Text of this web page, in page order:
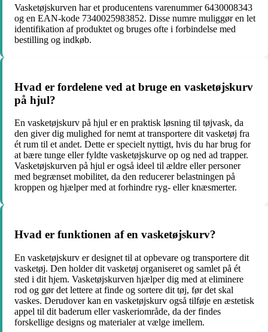
Vasketøjskurven har et producentens varenummer 6430008343
og en EAN-kode 7340025983852. Disse numre muliggør en let
identifikation af produktet og bruges ofte i forbindelse med
bestilling og indkøb.
Hvad er fordelene ved at bruge en vasketøjskurv
på hjul?
En vasketøjskurv på hjul er en praktisk løsning til tøjvask, da
den giver dig mulighed for nemt at transportere dit vasketøj fra
ét rum til et andet. Dette er specielt nyttigt, hvis du har brug for
at bære tunge eller fyldte vasketøjskurve op og ned ad trapper.
Vasketøjskurven på hjul er også ideel til ældre eller personer
med begrænset mobilitet, da den reducerer belastningen på
kroppen og hjælper med at forhindre ryg- eller knæsmerter.
Hvad er funktionen af en vasketøjskurv?
En vasketøjskurv er designet til at opbevare og transportere dit
vasketøj. Den holder dit vasketøj organiseret og samlet på ét
sted i dit hjem. Vasketøjskurven hjælper dig med at eliminere
rod og gør det lettere at finde og sortere dit tøj, før det skal
vaskes. Derudover kan en vasketøjskurv også tilføje en æstetisk
appel til dit baderum eller vaskeriområde, da der findes
forskellige designs og materialer at vælge imellem.